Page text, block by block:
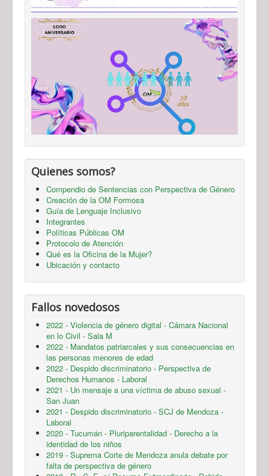
Quienes somos?
Compendio de Sentencias con Perspectiva de Género
Creación de la OM Formosa
Guía de Lenguaje Inclusivo
Integrantes
Políticas Públicas OM
Protocolo de Atención
Qué es la Oficina de la Mujer?
Ubicación y contacto
Fallos novedosos
2022 - Violencia de género digital - Cámara Nacional
en lo Civil - Sala M
2022 - Mandatos patriarcales y sus consecuencias en
las personas menores de edad
2022 - Despido discriminatorio - Perspectiva de
Derechos Humanos - Laboral
2021 - Un mensaje a una víctima de abuso sexual -
San Juan
2021 - Despido discriminatorio - SCJ de Mendoza -
Laboral
2020 - Tucumán - Pluriparentalidad - Derecho a la
identidad de los niños
2019 - Suprema Corte de Mendoza anula debate por
falta de perspectiva de género